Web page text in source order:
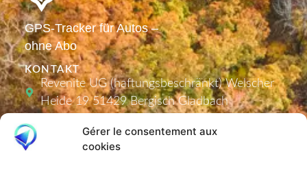
Gérer le consentement aux
cookies
GPS-Tracker für Autos –
ohne Abo
KONTAKT
Revenite UG (haftungsbeschränkt) Welscher
Heide 19 51429 Bergisch Gladbach
info@comeback-tracker.de (Support)